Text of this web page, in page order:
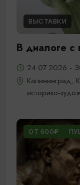
ВЫСТАВКИ
В диалоге с
24.07.2026 -
Калининград,
историко-
ОТ 600₽